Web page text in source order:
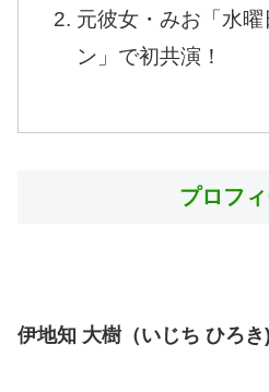
元彼女・みお「水
ン」で初共演！
プロフ
伊地知 大樹（いじち ひろき)